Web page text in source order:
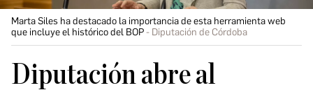
Marta Siles ha destacado la importancia de esta herramienta web
que incluye el histórico del BOP
Diputación de Córdoba
Diputación abre al